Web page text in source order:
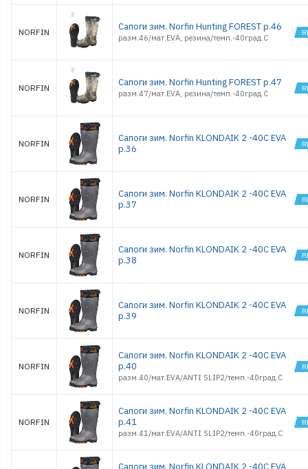
NORFIN Сапоги зим. Norfin Hunting FOREST р.46
разм.46/мат.EVA, резина/темп.-40град.С
NORFIN Сапоги зим. Norfin Hunting FOREST р.47
разм.47/мат.EVA, резина/темп.-40град.С
NORFIN
Сапоги зим. Norfin KLONDAIK 2 -40С EVA
р.36
NORFIN
Сапоги зим. Norfin KLONDAIK 2 -40С EVA
р.37
NORFIN
Сапоги зим. Norfin KLONDAIK 2 -40С EVA
р.38
NORFIN
Сапоги зим. Norfin KLONDAIK 2 -40С EVA
р.39
NORFIN
Сапоги зим. Norfin KLONDAIK 2 -40С EVA
р.40
разм.40/мат.EVA/ANTI SLIP2/темп.-40град.С
NORFIN
Сапоги зим. Norfin KLONDAIK 2 -40С EVA
р.41
разм.41/мат.EVA/ANTI SLIP2/темп.-40град.С
Сапоги зим. Norfin KLONDAIK 2 -40С EVA